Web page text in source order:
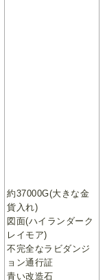
約37000G(大きな金
貨入れ)
図面(ハイランダーク
レイモア)
不完全なラビダンジ
ョン通行証
青い改造石